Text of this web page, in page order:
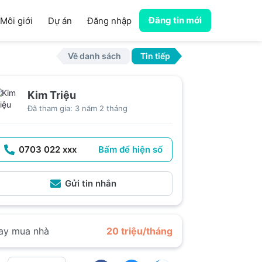
Môi giới Dự án Đăng nhập Đăng tin mới
Về danh sách Tin tiếp
Kim Triệu
Đã tham gia: 3 năm 2 tháng
0703 022 xxx Bấm để hiện số
Gửi tin nhắn
mua nhà 20 triệu/tháng